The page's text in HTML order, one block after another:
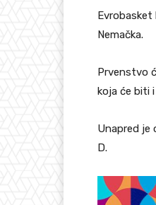
Evrobasket
Nemačka.
Prvenstvo
koja će biti
Unapred je
D.